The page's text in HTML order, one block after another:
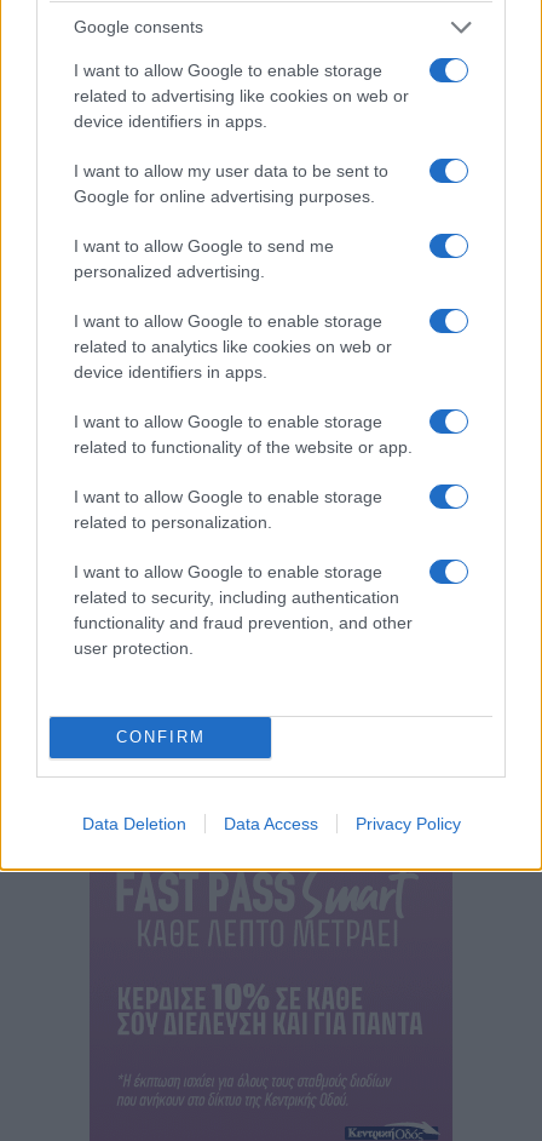
Google consents
I want to allow Google to enable storage
related to advertising like cookies on web or
device identifiers in apps.
I want to allow my user data to be sent to
Google for online advertising purposes.
I want to allow Google to send me
personalized advertising.
I want to allow Google to enable storage
related to analytics like cookies on web or
device identifiers in apps.
I want to allow Google to enable storage
related to functionality of the website or app.
I want to allow Google to enable storage
related to personalization.
I want to allow Google to enable storage
related to security, including authentication
functionality and fraud prevention, and other
user protection.
CONFIRM
Data Deletion Data Access Privacy Policy
6 Αυγούστου 2026, 8:55 μμ
Η μεγάλη εορτή της
Σωτήρος στην Ιερά
Μονή Δρυοβούνου
(φωτογραφίες)
6 Αυγούστου 2026, 8:02 μμ
Περιοδοντίτιδα:
στοχεύει μόνο το
βακτήριο που
6 Αυγούστου 2026, 7:34 μμ